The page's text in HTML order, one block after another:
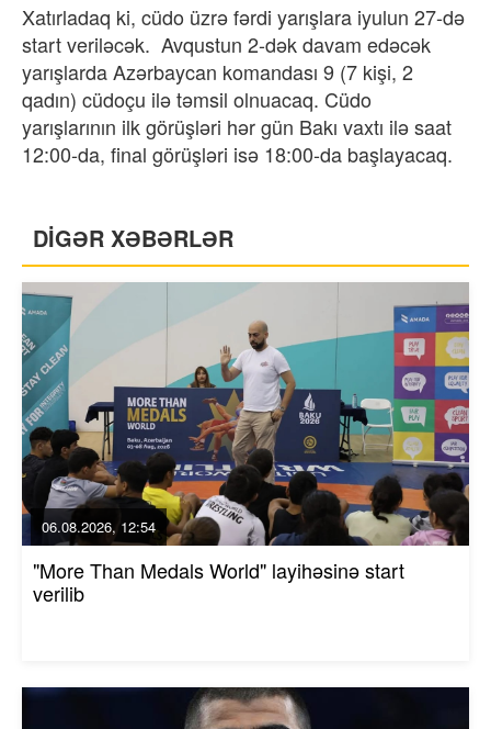
Xatırladaq ki, cüdo üzrə fərdi yarışlara iyulun 27-də
start veriləcək. Avqustun 2-dək davam edəcək
yarışlarda Azərbaycan komandası 9 (7 kişi, 2
qadın) cüdoçu ilə təmsil olnuacaq. Cüdo
yarışlarının ilk görüşləri hər gün Bakı vaxtı ilə saat
12:00-da, final görüşləri isə 18:00-da başlayacaq.
DİGƏR XƏBƏRLƏR
06.08.2026, 12:54
"More Than Medals World" layihəsinə start
verilib